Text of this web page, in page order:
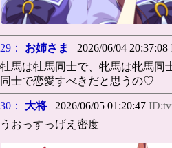
29： お姉さま 2026/06/04 20:37:08
牡馬は牡馬同士で、牝馬は牝馬同
同士で恋愛すべきだと思うの♡
30： 大将 2026/06/05 01:20:47
うおっすっげえ密度